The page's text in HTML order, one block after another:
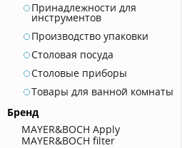
Принадлежности для
инструментов
Производство упаковки
Столовая посуда
Столовые приборы
Товары для ванной комнаты
Бренд
MAYER&BOCH Apply
MAYER&BOCH filter